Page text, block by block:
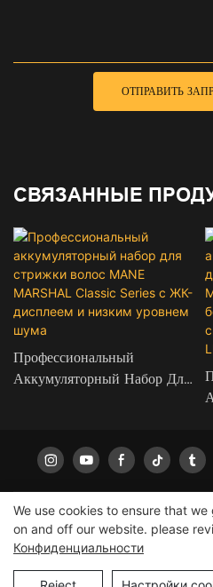
ОТПРАВИТЬ
СВЯЗАННЫЕ
Профессиональный
Аккумуляторный Набор Для
С ЖК-Дисплеем И Низким
Уровнем Шума
|
Авторские права © 2026
We use cookies to ensure that
on and off our website. please
Конфиденциальности